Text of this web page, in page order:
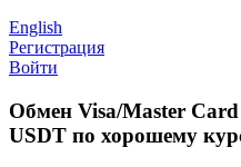
English
Регистрация
Войти
Обмен Visa/Master
USDT по хорошему